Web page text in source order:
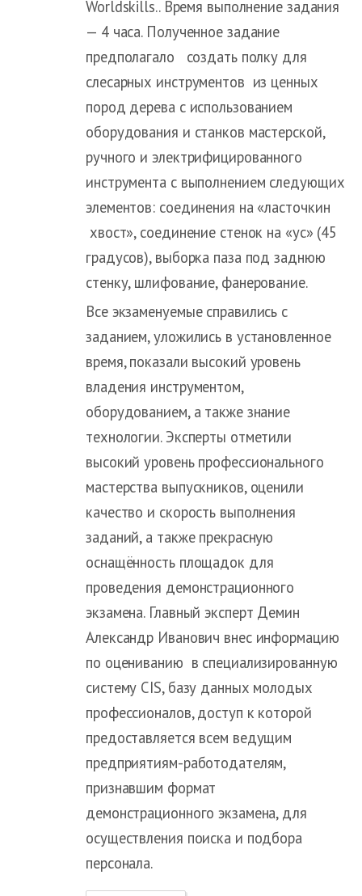
Worldskills.. Время выполнение задания
— 4 часа. Полученное задание
предполагало создать полку для
слесарных инструментов из ценных
пород дерева с использованием
оборудования и станков мастерской,
ручного и электрифицированного
инструмента с выполнением следующих
элементов: соединения на «ласточкин
хвост», соединение стенок на «ус» (45
градусов), выборка паза под заднюю
стенку, шлифование, фанерование.
Все экзаменуемые справились с
заданием, уложились в установленное
время, показали высокий уровень
владения инструментом,
оборудованием, а также знание
технологии. Эксперты отметили
высокий уровень профессионального
мастерства выпускников, оценили
качество и скорость выполнения
заданий, а также прекрасную
оснащённость площадок для
проведения демонстрационного
экзамена. Главный эксперт Демин
Александр Иванович внес информацию
по оцениванию в специализированную
систему CIS, базу данных молодых
профессионалов, доступ к которой
предоставляется всем ведущим
предприятиям-работодателям,
признавшим формат
демонстрационного экзамена, для
осуществления поиска и подбора
персонала.